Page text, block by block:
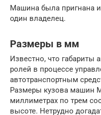
Машина была пригнана
один владелец.
Размеры в мм
Известно, что габариты
ролей в процессе
автотранспортным
Размеры кузова машин
миллиметрах по трем
высоте. Нетрудно